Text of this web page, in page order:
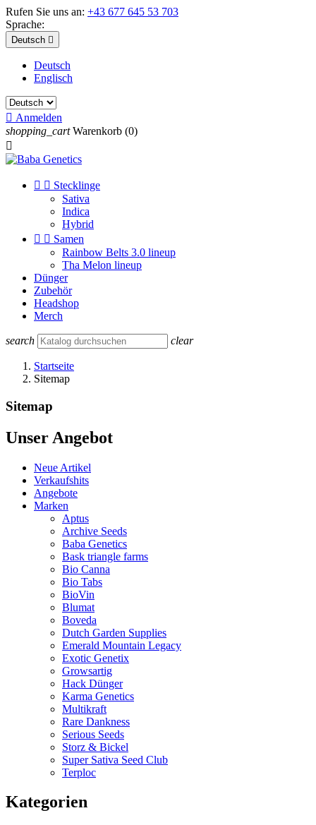
Rufen Sie uns an: +43 677 645 53 703
Sprache:
Deutsch 
Deutsch
Englisch
 Anmelden
shopping_cart Warenkorb (0)

  Stecklinge
Sativa
Indica
Hybrid
  Samen
Rainbow Belts 3.0 lineup
Tha Melon lineup
Dünger
Zubehör
Headshop
Merch
search clear
Startseite
Sitemap
Sitemap
Unser Angebot
Neue Artikel
Verkaufshits
Angebote
Marken
Aptus
Archive Seeds
Baba Genetics
Bask triangle farms
Bio Canna
Bio Tabs
BioVin
Blumat
Boveda
Dutch Garden Supplies
Emerald Mountain Legacy
Exotic Genetix
Growsartig
Hack Dünger
Karma Genetics
Multikraft
Rare Dankness
Serious Seeds
Storz & Bickel
Super Sativa Seed Club
Terploc
Kategorien